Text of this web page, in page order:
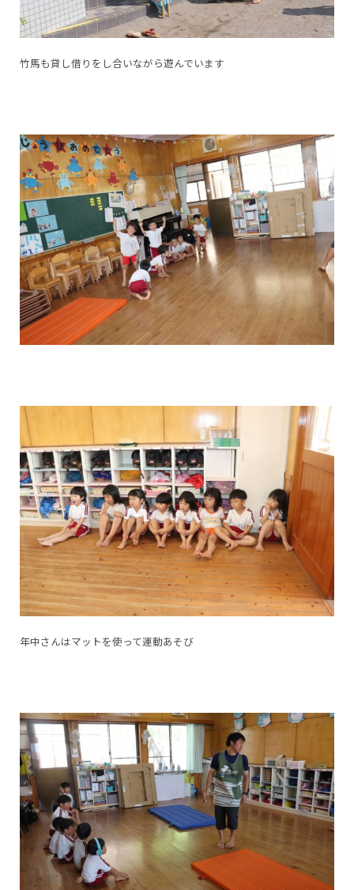
竹馬も貸し借りをし合いながら遊んでいます
年中さんはマットを使って運動あそび